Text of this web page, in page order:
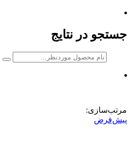
جستجو در نتایج
مرتب‌سازی:
پیش‌فرض